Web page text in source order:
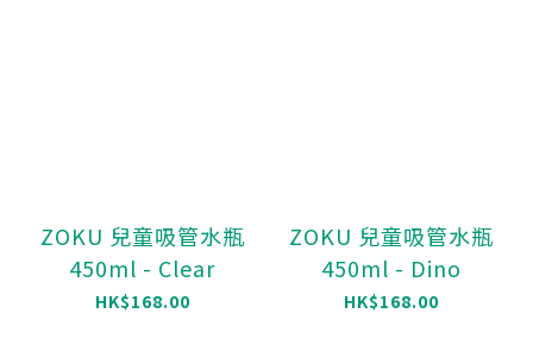
ZOKU 兒童吸管水瓶
450ml - Clear
HK$168.00
ZOKU 兒童吸管水瓶
450ml - Dino
HK$168.00